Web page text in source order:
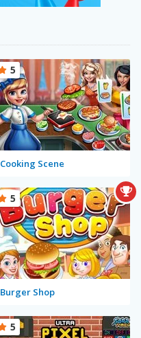
Cooking Scene
5
Burger Shop
5
5